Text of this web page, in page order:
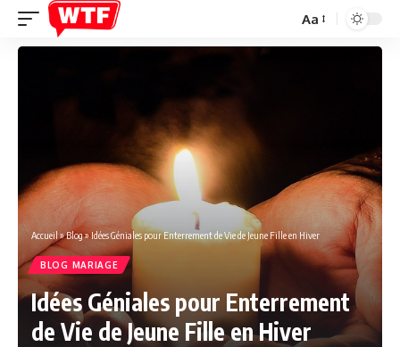
Font
Resizer
Aa
Accueil»Blog»Idées Géniales pour Enterrement de Vie de Jeune Fille en Hiver
BLOG MARIAGE
Idées Géniales pour Enterrement
de Vie de Jeune Fille en Hiver